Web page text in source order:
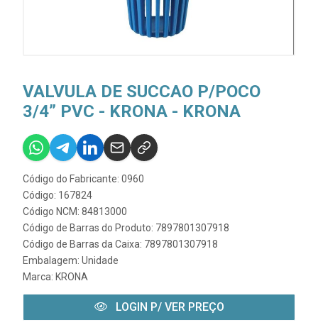
VALVULA DE SUCCAO P/POCO
3/4” PVC - KRONA - KRONA
Código do Fabricante: 0960
Código: 167824
Código NCM: 84813000
Código de Barras do Produto: 7897801307918
Código de Barras da Caixa: 7897801307918
Embalagem: Unidade
Marca: KRONA
LOGIN P/ VER PREÇO